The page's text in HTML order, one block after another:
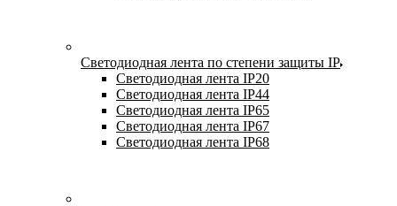
Светодиодная лента по степени защиты IP
Светодиодная лента IP20
Светодиодная лента IP44
Светодиодная лента IP65
Светодиодная лента IP67
Светодиодная лента IP68